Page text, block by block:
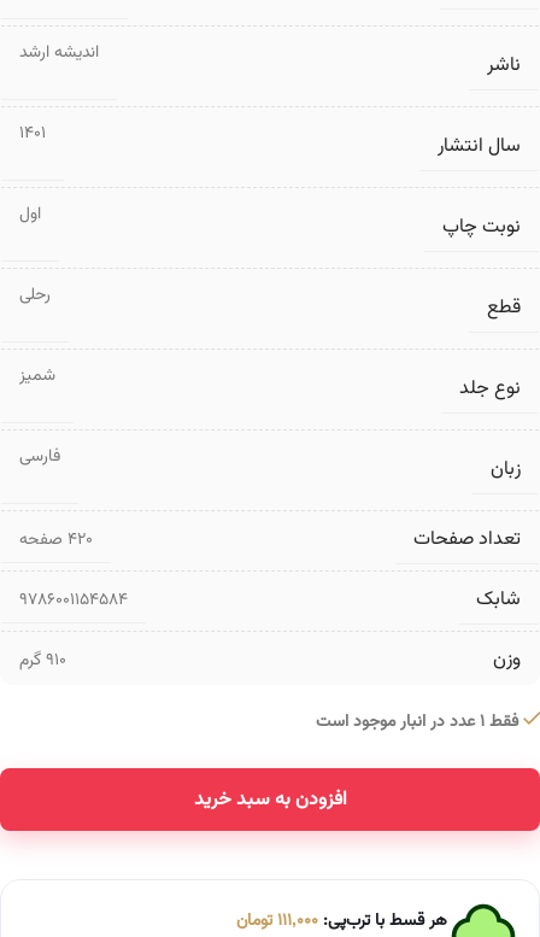
ناشر اندیشه ارشد
سال انتشار 1401
نوبت چاپ اول
قطع رحلی
نوع جلد شمیز
زبان فارسی
تعداد صفحات ۴۲۰ صفحه
شابک 9786001154584
وزن 910 گرم
فقط 1 عدد در انبار موجود است
افزودن به سبد خرید
هر قسط با ترب‌پی: 111,000تومان